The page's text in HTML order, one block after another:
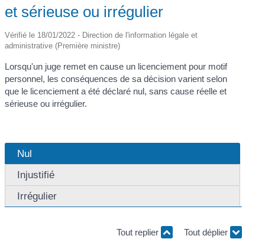
et sérieuse ou irrégulier
Vérifié le 18/01/2022 - Direction de l'information légale et
administrative (Première ministre)
Lorsqu'un juge remet en cause un licenciement pour motif
personnel, les conséquences de sa décision varient selon
que le licenciement a été déclaré nul, sans cause réelle et
sérieuse ou irrégulier.
Nul
Injustifié
Irrégulier
Tout replier Tout déplier